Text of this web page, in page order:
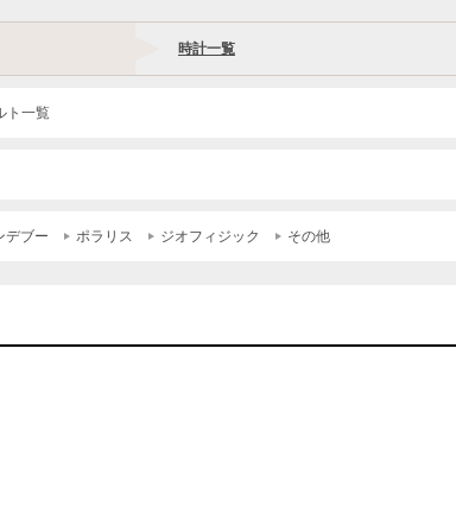
時計一覧
ト一覧
デブー ポラリス ジオフィジック その他